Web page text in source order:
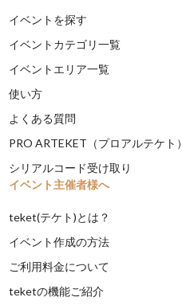
イベントを探す
イベントカテゴリ一覧
イベントエリア一覧
使い方
よくある質問
PRO ARTEKET（プロアルテケト）
シリアルコード受け取り
イベント主催者様へ
teket(テケト)とは？
イベント作成の方法
ご利用料金について
teketの機能ご紹介